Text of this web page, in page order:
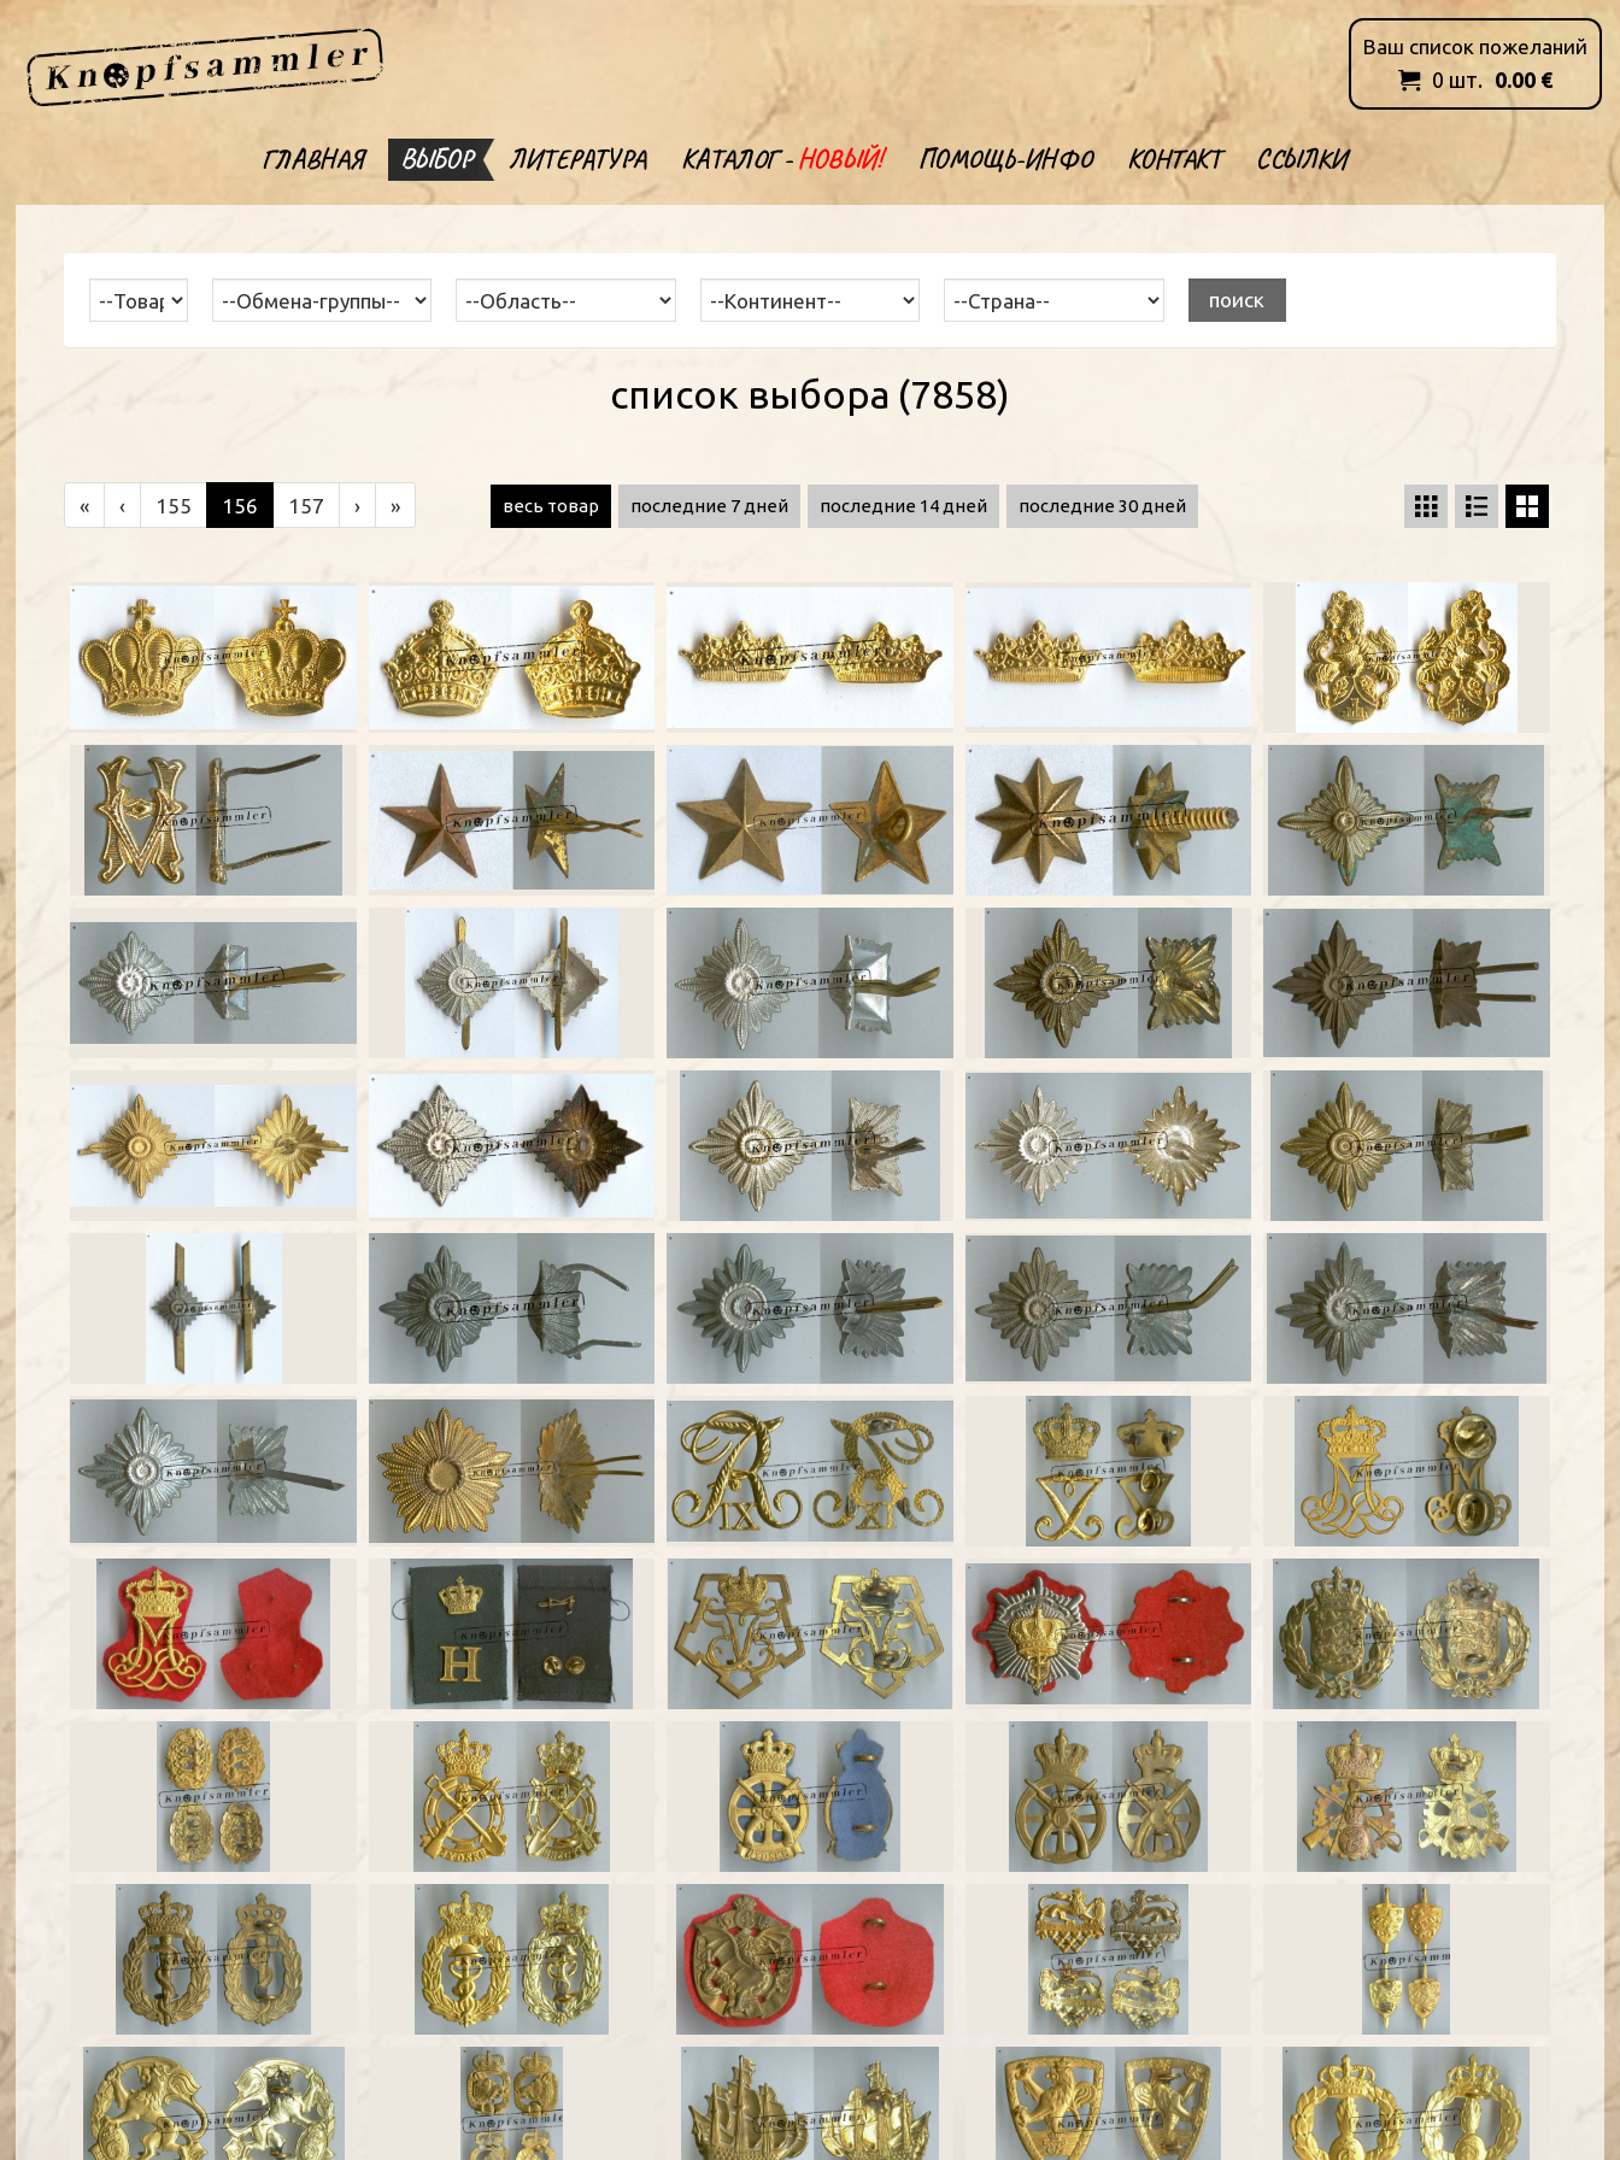
ГЛАВНАЯ ВЫБОР ЛИТЕРАТУРА КАТАЛОГ -НОВЫЙ! ПОМОЩЬ-ИНФО КОНТАКТ ССЫЛКИ
Ваш список пожеланий
 0 шт. 0.00 €
список выбора (7858)
« ‹ 155 156 157 › » весь товар последние 7 дней последние 14 дней последние 30 дней   